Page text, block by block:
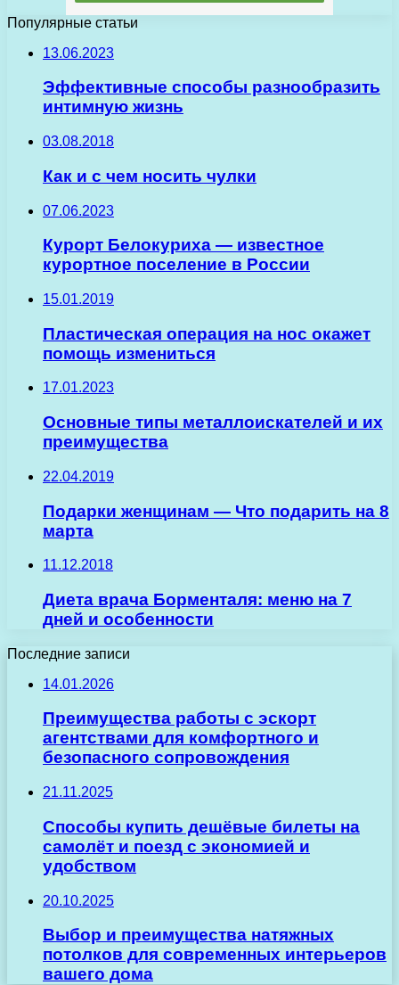
Популярные статьи
13.06.2023
Эффективные способы разнообразить
интимную жизнь
03.08.2018
Как и с чем носить чулки
07.06.2023
Курорт Белокуриха — известное
курортное поселение в России
15.01.2019
Пластическая операция на нос окажет
помощь измениться
17.01.2023
Основные типы металлоискателей и их
преимущества
22.04.2019
Подарки женщинам — Что подарить на 8
марта
11.12.2018
Диета врача Борменталя: меню на 7
дней и особенности
Последние записи
14.01.2026
Преимущества работы с эскорт
агентствами для комфортного и
безопасного сопровождения
21.11.2025
Способы купить дешёвые билеты на
самолёт и поезд с экономией и
удобством
20.10.2025
Выбор и преимущества натяжных
потолков для современных интерьеров
вашего дома